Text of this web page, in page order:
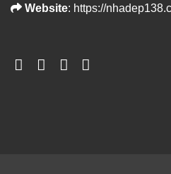
Website: https://